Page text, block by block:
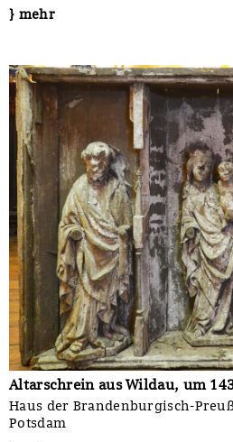
} mehr
Altarschrein aus Wildau, um
Haus der Brandenburgisch-
Potsdam